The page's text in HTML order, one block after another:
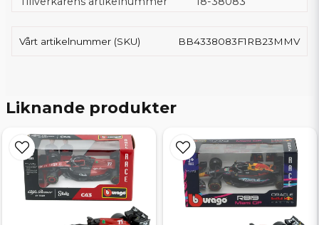
Vårt artikelnummer (SKU) BB4338083F1RB23MMV
Liknande produkter